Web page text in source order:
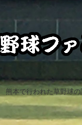
熊本で行われた草野球